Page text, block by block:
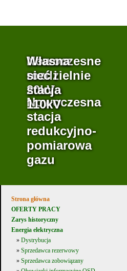
Własna
sieć i
stacja
110kV
Nowoczesne
rozdzielnie
20kV
Nowoczesna
stacja
redukcyjno-
pomiarowa
gazu
Własna
sieć i
stacja
110kV
Strona główna
OFERTY PRACY
Zarys historyczny
Energia elektryczna
» Dystrybucja
» Sprzedawca rezerwowy
» Sprzedawca zobowiązany